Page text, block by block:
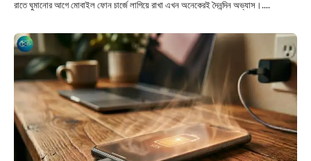
রাতে ঘুমানোর আগে মোবাইল ফোন চার্জে লাগিয়ে রাখা এখন অনেকেরই দৈনন্দিন অভ্যাস।....